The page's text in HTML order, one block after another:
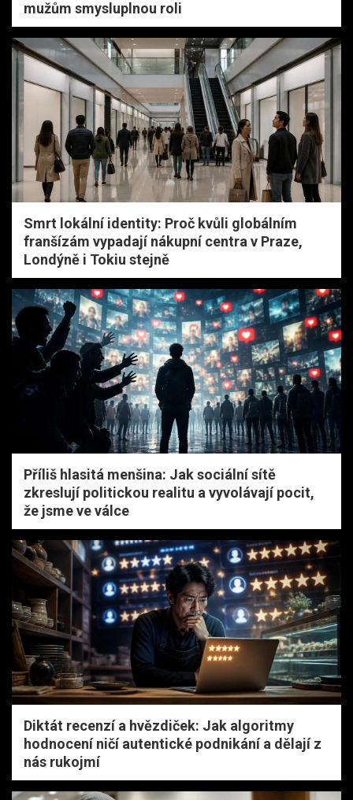
mužům smysluplnou roli
Smrt lokální identity: Proč kvůli globálním
franšízám vypadají nákupní centra v Praze,
Londýně i Tokiu stejně
Příliš hlasitá menšina: Jak sociální sítě
zkreslují politickou realitu a vyvolávají pocit,
že jsme ve válce
Diktát recenzí a hvězdiček: Jak algoritmy
hodnocení ničí autentické podnikání a dělají z
nás rukojmí